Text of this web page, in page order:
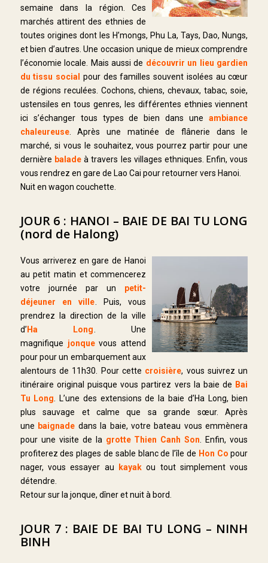
semaine dans la région. Ces
marchés attirent des ethnies de
toutes origines dont les H’mongs, Phu La, Tays, Dao, Nungs,
et bien d’autres. Une occasion unique de mieux comprendre
l’économie locale. Mais aussi de découvrir un lieu gardien
du tissu social pour des familles souvent isolées au cœur
de régions reculées. Cochons, chiens, chevaux, tabac, soie,
ustensiles en tous genres, les différentes ethnies viennent
ici s’échanger tous types de bien dans uneambiance
chaleureuse. Après une matinée de flânerie dans le
marché, si vous le souhaitez, vous pourrez partir pour une
dernière baladeà travers les villages ethniques. Enfin, vous
vous rendrez en gare de Lao Cai pour retourner vers Hanoi.
Nuit en wagon couchette.
JOUR 6 : HANOI – BAIE DE BAI TU LONG
(nord de Halong)
Vous arriverez en gare de Hanoi
au petit matin et commencerez
votre journée par un petit-
déjeuner en ville. Puis, vous
prendrez la direction de la ville
d’ Ha Long. Une
magnifique jonquevous attend
pour pour un embarquement aux
alentours de 11h30. Pour cette croisière, vous suivrez un
itinéraire original puisque vous partirez vers la baie de Bai
Tu Long. L’une des extensions de la baie d’Ha Long, bien
plus sauvage et calme que sa grande sœur. Après
une baignade dans la baie, votre bateau vous emmènera
pour une visite de la grotte Thien Canh Son. Enfin, vous
profiterez des plages de sable blanc de l’île de Hon Co pour
nager, vous essayer au
kayak ou tout simplement vous
détendre.
Retour sur la jonque, dîner et nuit à bord.
JOUR 7 : BAIE DE BAI TU LONG – NINH
BINH